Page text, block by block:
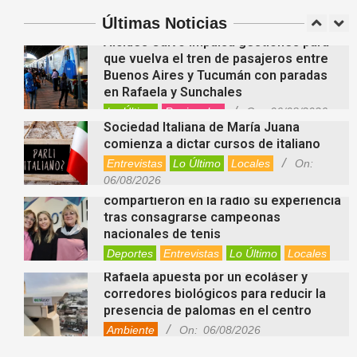
Últimas Noticias
Deportes Entrevistas
Locales
que vuelva el tren de pasajeros entre
Buenos Aires y Tucumán con paradas
en Rafaela y Sunchales
Lo Último Regionales On: 06/08/2026
Sociedad Italiana de María Juana
comienza a dictar cursos de italiano
Entrevistas Lo Último Locales
On:
06/08/2026
Nani Perusia y Estefanía Rinero
compartieron en la radio su experiencia
tras consagrarse campeonas
nacionales de tenis
Deportes Entrevistas Lo Último
Locales
Videos de Youtube
On: 06/08/2026
Rafaela apuesta por un ecoláser y
corredores biológicos para reducir la
presencia de palomas en el centro
Ambiente On: 06/08/2026